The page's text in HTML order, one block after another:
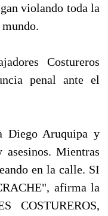
violando toda la
Costureros
penal ante el
Aruquipa y
asesinos. Mientras
en la calle. SI
afirma la
COSTUREROS,